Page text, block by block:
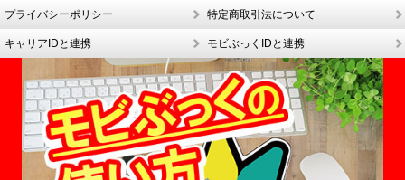
プライバシーポリシー 特定商取引法について
キャリアIDと連携 モビぶっくIDと連携